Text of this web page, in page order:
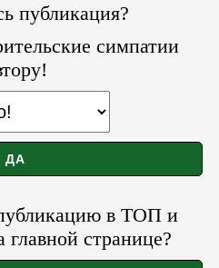
публикация?
симпатии
в ТОП и
главной странице?